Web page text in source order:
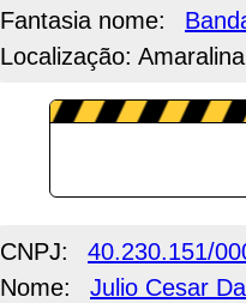
Fantasia nome:
Localização:
CNPJ: 40.230.151/
Nome:
Julio Cesar